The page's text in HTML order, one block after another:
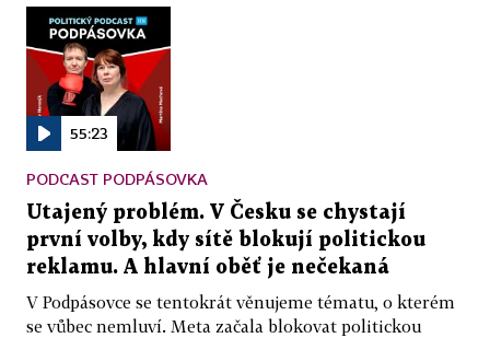
55:23
PODCAST PODPÁSOVKA
Utajený problém. V Česku se chystají
první volby, kdy sítě blokují politickou
reklamu. A hlavní oběť je nečekaná
V Podpásovce se tentokrát věnujeme tématu, o kterém
se vůbec nemluví. Meta začala blokovat politickou